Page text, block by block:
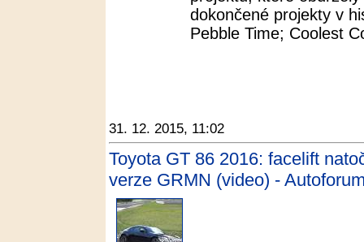
dokončené projekty v
Pebble Time; Coolest
31. 12. 2015, 11:02
Toyota GT 86 2016: facelift
verze GRMN (video) -